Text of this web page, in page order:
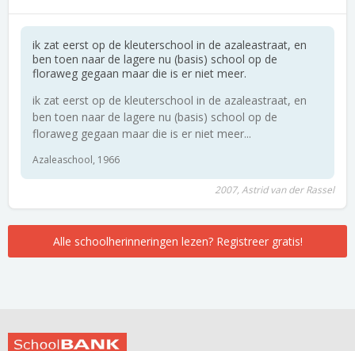
ik zat eerst op de kleuterschool in de azaleastraat, en
ben toen naar de lagere nu (basis) school op de
floraweg gegaan maar die is er niet meer.
ik zat eerst op de kleuterschool in de azaleastraat, en
ben toen naar de lagere nu (basis) school op de
floraweg gegaan maar die is er niet meer...
Azaleaschool, 1966
2007, Astrid van der Rassel
Alle schoolherinneringen lezen? Registreer gratis!